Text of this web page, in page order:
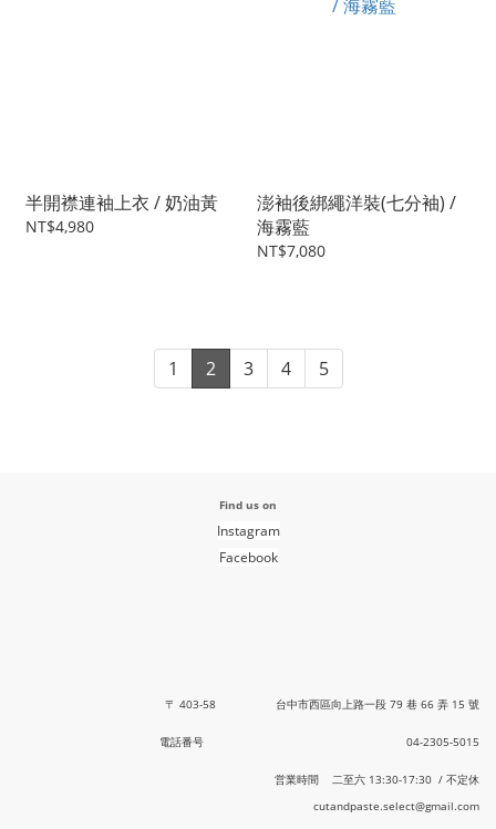
半開襟連袖上衣 / 奶油黃
NT$4,980
澎袖後綁繩洋裝(七分袖) /
海霧藍
NT$7,080
1 2 3 4 5
Find us on
Instagram
Facebook
〒 403-58 台中市西區向上路一段 79 巷 66 弄 15 號
電話番号 04-2305-5015
営業時間 二至六 13:30-17:30 / 不定休
cutandpaste.select@gmail.com